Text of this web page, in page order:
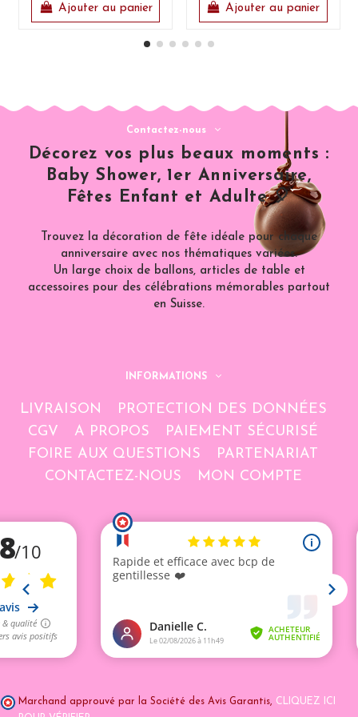
Ajouter au panier Ajouter au panier
Contactez-nous
Décorez vos plus beaux moments :
Baby Shower, 1er Anniversaire,
Fêtes Enfant et Adulte 🎈
Trouvez la décoration de fête idéale pour chaque
anniversaire avec nos thématiques variées.
Un large choix de ballons, articles de table et
accessoires pour des célébrations mémorables partout
en Suisse.
INFORMATIONS
LIVRAISON
PROTECTION DES DONNÉES
CGV
A PROPOS
PAIEMENT SÉCURISÉ
FOIRE AUX QUESTIONS
PARTENARIAT
CONTACTEZ-NOUS
MON COMPTE
Marchand approuvé par la Société des Avis Garantis, CLIQUEZ ICI